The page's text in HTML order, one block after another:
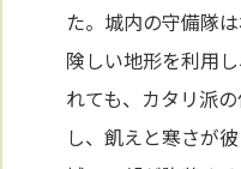
た。城内の守備隊
険しい地形を利用
れても、カタリ派
し、飢えと寒さが